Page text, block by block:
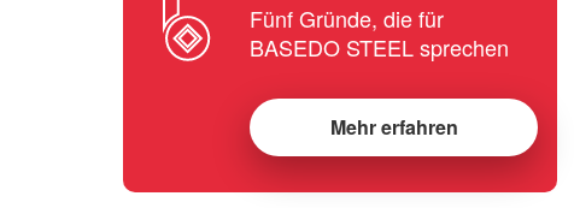
Fünf Gründe, die für
BASEDO STEEL sprechen
Mehr erfahren